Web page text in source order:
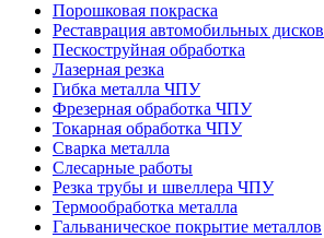
Порошковая покраска
Реставрация автомобильных дисков
Пескоструйная обработка
Лазерная резка
Гибка металла ЧПУ
Фрезерная обработка ЧПУ
Токарная обработка ЧПУ
Сварка металла
Слесарные работы
Резка трубы и швеллера ЧПУ
Термообработка металла
Гальваническое покрытие металлов